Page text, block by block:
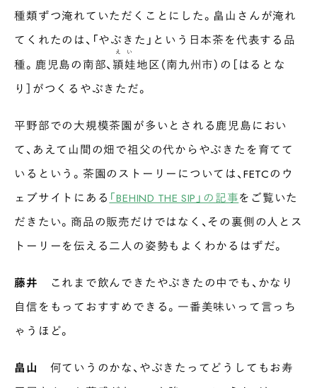
種類ずつ淹れていただくことにした。畠山さんが淹れ
てくれたのは、「やぶきた」という日本茶を代表する品
種。鹿児島の南部、 頴娃
えい
地区（南九州市）の［はるとな
り］がつくるやぶきただ。
平野部での大規模茶園が多いとされる鹿児島におい
て、あえて山間の畑で祖父の代からやぶきたを育てて
いるという。茶園のストーリーについては、FETCのウ
ェブサイトにある 「BEHIND THE SIP」の記事をご覧いた
だきたい。商品の販売だけではなく、その裏側の人とス
トーリーを伝える二人の姿勢もよくわかるはずだ。
藤井 これまで飲んできたやぶきたの中でも、かなり
自信をもっておすすめできる。一番美味いって言っち
ゃうほど。
畠山
何ていうのかな、やぶきたってどうしてもお寿